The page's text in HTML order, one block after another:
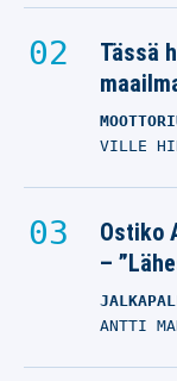
Tässä
VILLE
Ostiko
–
ANTTI